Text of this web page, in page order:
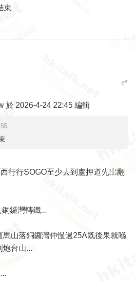
束
6#
於 2026-4-24 22:45 編輯
行行SOGO至少去到盧押道先岀翻
鑼灣轉鐵...
山落銅鑼灣仲慢過25A既後果就喺
炮台山...